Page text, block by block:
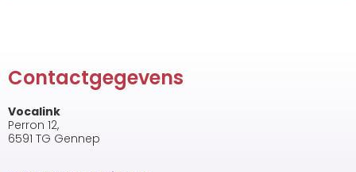
Contactgegevens
Vocalink
Perron 12,
6591 TG Gennep